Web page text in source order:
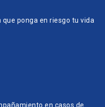
ponga en riesgo tu vida
en casos de